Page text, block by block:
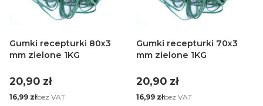
Gumki recepturki 80x3
mm zielone 1KG
Cena
20,90 zł
Cena
16,99 złbez VAT
Gumki recepturki 70x3
mm zielone 1KG
Cena
20,90 zł
Cena
16,99 złbez VAT